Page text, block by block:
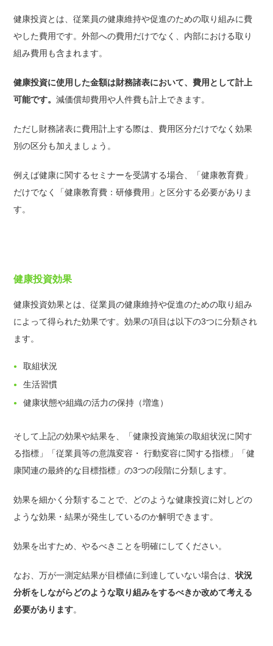
健康投資とは、従業員の健康維持や促進のための取り組みに費
やした費用です。外部への費用だけでなく、内部における取り
組み費用も含まれます。
健康投資に使用した金額は財務諸表において、費用として計上
可能です。減価償却費用や人件費も計上できます。
ただし財務諸表に費用計上する際は、費用区分だけでなく効果
別の区分も加えましょう。
例えば健康に関するセミナーを受講する場合、「健康教育費」
だけでなく「健康教育費：研修費用」と区分する必要がありま
す。
健康投資効果
健康投資効果とは、従業員の健康維持や促進のための取り組み
によって得られた効果です。効果の項目は以下の3つに分類され
ます。
取組状況
生活習慣
健康状態や組織の活力の保持（増進）
そして上記の効果や結果を、「健康投資施策の取組状況に関す
る指標」「従業員等の意識変容・ 行動変容に関する指標」「健
康関連の最終的な目標指標」の3つの段階に分類します。
効果を細かく分類することで、どのような健康投資に対しどの
ような効果・結果が発生しているのか解明できます。
効果を出すため、やるべきことを明確にしてください。
なお、万が一測定結果が目標値に到達していない場合は、状況
分析をしながらどのような取り組みをするべきか改めて考える
必要があります。